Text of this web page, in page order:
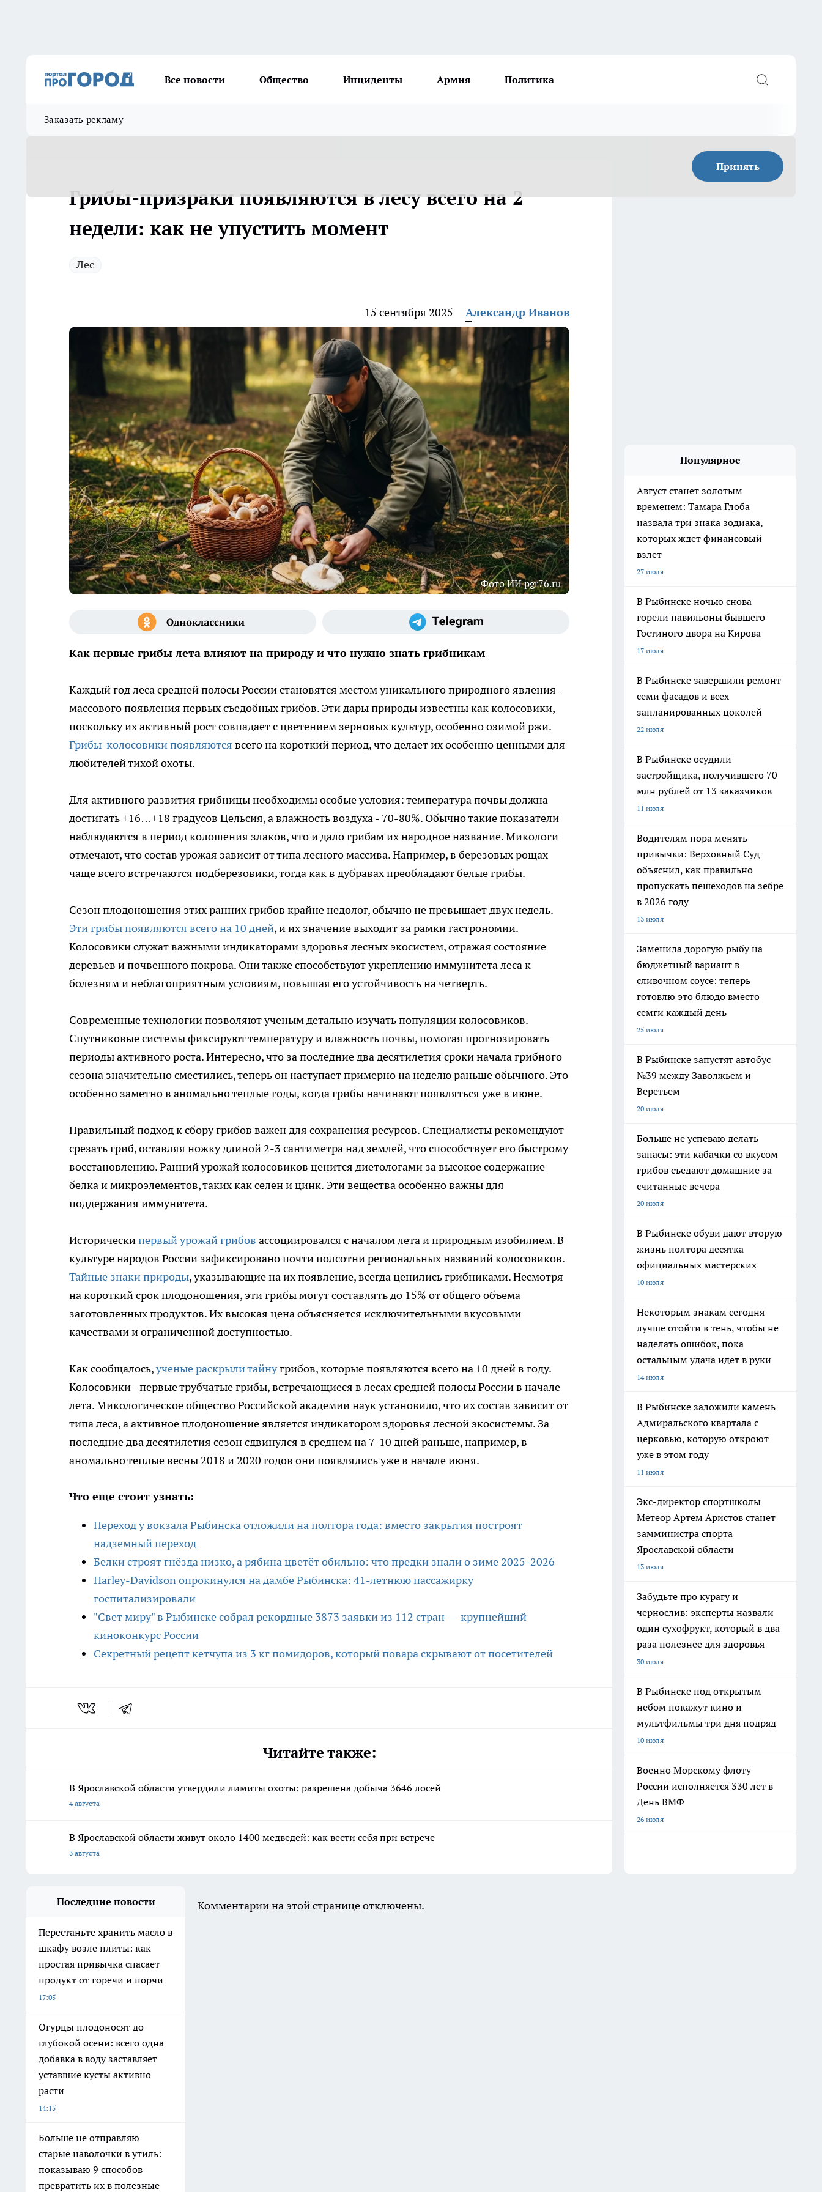
Все новости Общество Инциденты Армия Политика
Заказать рекламу
Принять
Грибы-призраки появляются в лесу всего на 2
недели: как не упустить момент
Лес
15 сентября 2025 Александр Иванов
Фото ИИ pgr76.ru
Как первые грибы лета влияют на природу и что нужно знать грибникам
Каждый год леса средней полосы России становятся местом уникального природного явления -
массового появления первых съедобных грибов. Эти дары природы известны как колосовики,
поскольку их активный рост совпадает с цветением зерновых культур, особенно озимой ржи.
Грибы-колосовики появляются всего на короткий период, что делает их особенно ценными для
любителей тихой охоты.
Для активного развития грибницы необходимы особые условия: температура почвы должна
достигать +16…+18 градусов Цельсия, а влажность воздуха - 70-80%. Обычно такие показатели
наблюдаются в период колошения злаков, что и дало грибам их народное название. Микологи
отмечают, что состав урожая зависит от типа лесного массива. Например, в березовых рощах
чаще всего встречаются подберезовики, тогда как в дубравах преобладают белые грибы.
Сезон плодоношения этих ранних грибов крайне недолог, обычно не превышает двух недель.
Эти грибы появляются всего на 10 дней, и их значение выходит за рамки гастрономии.
Колосовики служат важными индикаторами здоровья лесных экосистем, отражая состояние
деревьев и почвенного покрова. Они также способствуют укреплению иммунитета леса к
болезням и неблагоприятным условиям, повышая его устойчивость на четверть.
Современные технологии позволяют ученым детально изучать популяции колосовиков.
Спутниковые системы фиксируют температуру и влажность почвы, помогая прогнозировать
периоды активного роста. Интересно, что за последние два десятилетия сроки начала грибного
сезона значительно сместились, теперь он наступает примерно на неделю раньше обычного. Это
особенно заметно в аномально теплые годы, когда грибы начинают появляться уже в июне.
Правильный подход к сбору грибов важен для сохранения ресурсов. Специалисты рекомендуют
срезать гриб, оставляя ножку длиной 2-3 сантиметра над землей, что способствует его быстрому
восстановлению. Ранний урожай колосовиков ценится диетологами за высокое содержание
белка и микроэлементов, таких как селен и цинк. Эти вещества особенно важны для
поддержания иммунитета.
Историческипервый урожай грибов ассоциировался с началом лета и природным изобилием. В
культуре народов России зафиксировано почти полсотни региональных названий колосовиков.
Тайные знаки природы, указывающие на их появление, всегда ценились грибниками. Несмотря
на короткий срок плодоношения, эти грибы могут составлять до 15% от общего объема
заготовленных продуктов. Их высокая цена объясняется исключительными вкусовыми
качествами и ограниченной доступностью.
Как сообщалось,ученые раскрыли тайнугрибов, которые появляются всего на 10 дней в году.
Колосовики - первые трубчатые грибы, встречающиеся в лесах средней полосы России в начале
лета. Микологическое общество Российской академии наук установило, что их состав зависит от
типа леса, а активное плодоношение является индикатором здоровья лесной экосистемы. За
последние два десятилетия сезон сдвинулся в среднем на 7-10 дней раньше, например, в
аномально теплые весны 2018 и 2020 годов они появлялись уже в начале июня.
Что еще стоит узнать:
Переход у вокзала Рыбинска отложили на полтора года: вместо закрытия построят
надземный переход
Белки строят гнёзда низко, а рябина цветёт обильно: что предки знали о зиме 2025-2026
Harley-Davidson опрокинулся на дамбе Рыбинска: 41-летнюю пассажирку
госпитализировали
"Свет миру" в Рыбинске собрал рекордные 3873 заявки из 112 стран — крупнейший
киноконкурс России
Секретный рецепт кетчупа из 3 кг помидоров, который повара скрывают от посетителей
Читайте также:
В Ярославской области утвердили лимиты охоты: разрешена добыча 3646 лосей
4 августа
В Ярославской области живут около 1400 медведей: как вести себя при встрече
3 августа
Популярное
Август станет золотым
временем: Тамара Глоба
назвала три знака зодиака,
которых ждет финансовый
взлет
27 июля
В Рыбинске ночью снова
горели павильоны бывшего
Гостиного двора на Кирова
17 июля
В Рыбинске завершили ремонт
семи фасадов и всех
запланированных цоколей
22 июля
В Рыбинске осудили
застройщика, получившего 70
млн рублей от 13 заказчиков
11 июля
Водителям пора менять
привычки: Верховный Суд
объяснил, как правильно
пропускать пешеходов на зебре
в 2026 году
13 июля
Заменила дорогую рыбу на
бюджетный вариант в
сливочном соусе: теперь
готовлю это блюдо вместо
семги каждый день
25 июля
В Рыбинске запустят автобус
№39 между Заволжьем и
Веретьем
20 июля
Больше не успеваю делать
запасы: эти кабачки со вкусом
грибов съедают домашние за
считанные вечера
20 июля
В Рыбинске обуви дают вторую
жизнь полтора десятка
официальных мастерских
10 июля
Некоторым знакам сегодня
лучше отойти в тень, чтобы не
наделать ошибок, пока
остальным удача идет в руки
14 июля
В Рыбинске заложили камень
Адмиральского квартала с
церковью, которую откроют
уже в этом году
11 июля
Экс-директор спортшколы
Метеор Артем Аристов станет
замминистра спорта
Ярославской области
13 июля
Забудьте про курагу и
чернослив: эксперты назвали
один сухофрукт, который в два
раза полезнее для здоровья
30 июля
В Рыбинске под открытым
небом покажут кино и
мультфильмы три дня подряд
10 июля
Военно Морскому флоту
России исполняется 330 лет в
День ВМФ
26 июля
Последние новости
Перестаньте хранить масло в
шкафу возле плиты: как
простая привычка спасает
продукт от горечи и порчи
17:05
Огурцы плодоносят до
глубокой осени: всего одна
добавка в воду заставляет
уставшие кусты активно
расти
14:15
Больше не отправляю
старые наволочки в утиль:
показываю 9 способов
превратить их в полезные
Комментарии на этой странице отключены.